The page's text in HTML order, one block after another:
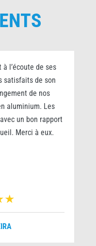
l’écoute de ses
satisfaits de son
de nos
aluminium. Les
un bon rapport
Merci à eux.